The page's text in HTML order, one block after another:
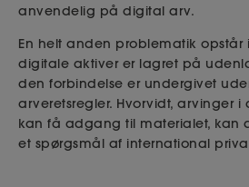
anvendelig på digital arv.
En helt anden problematik opstår
digitale aktiver er lagret på
den forbindelse er undergivet
arveretsregler. Hvorvidt, arvinger
kan få adgang til materialet, kan
et spørgsmål af international